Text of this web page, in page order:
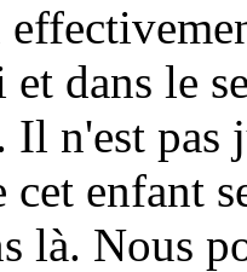
dans le
Il n'est pas
cet enfant
là. Nous